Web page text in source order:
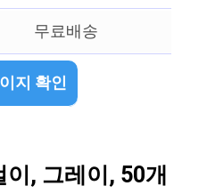
무료배송
지 확인
, 그레이, 50개